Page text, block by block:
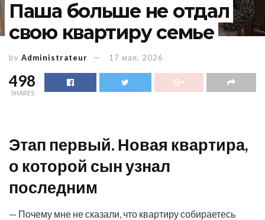
Паша больше не отдал
свою квартиру семье
by Administrateur 17 мая, 2026
498
SHARES
Этап первый. Новая квартира,
о которой сын узнал
последним
— Почему мне не сказали, что квартиру собираетесь